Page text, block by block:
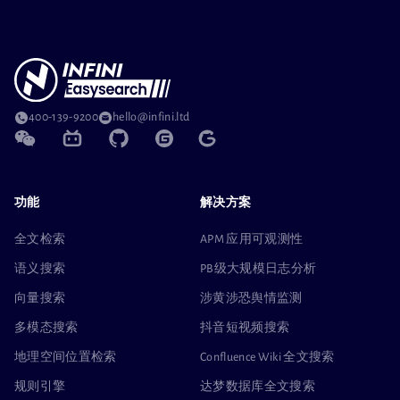
400-139-9200 hello@infini.ltd
功能
全文检索
语义搜索
向量搜索
多模态搜索
地理空间位置检索
规则引擎
解决方案
APM 应用可观测性
PB级大规模日志分析
涉黄涉恐舆情监测
抖音短视频搜索
Confluence Wiki 全文搜索
达梦数据库全文搜索